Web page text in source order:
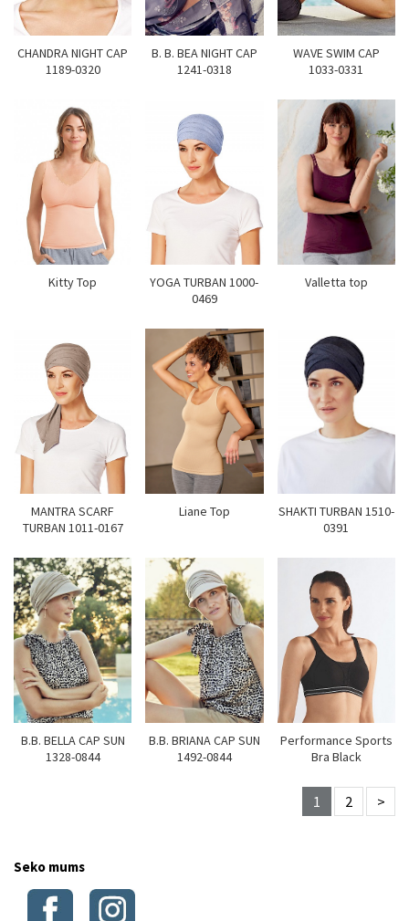
CHANDRA NIGHT CAP
1189-0320
B. B. BEA NIGHT CAP
1241-0318
WAVE SWIM CAP
1033-0331
Kitty Top
YOGA TURBAN 1000-
0469
Valletta top
MANTRA SCARF
TURBAN 1011-0167
Liane Top
SHAKTI TURBAN 1510-
0391
B.B. BELLA CAP SUN
1328-0844
B.B. BRIANA CAP SUN
1492-0844
Performance Sports
Bra Black
1 2 >
Seko mums